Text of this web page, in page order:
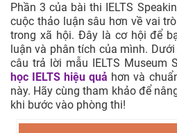
Phần 3 của bài thi IELTS
cuộc thảo luận sâu hơn về vai
trong xã hội. Đây là cơ hội để
luận và phân tích của mình.
câu trả lời mẫu IELTS Museum
học IELTS hiệu quả hơn và
này. Hãy cùng tham khảo để
khi bước vào phòng thi!